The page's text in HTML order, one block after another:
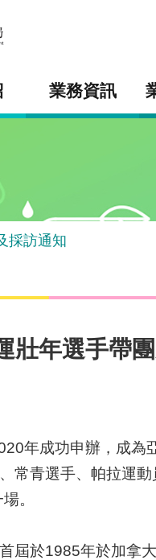
業務資訊
採訪通知
壯年選手帶
年成功申辦，成
常青選手、帕拉運
。
屆於1985年於加拿